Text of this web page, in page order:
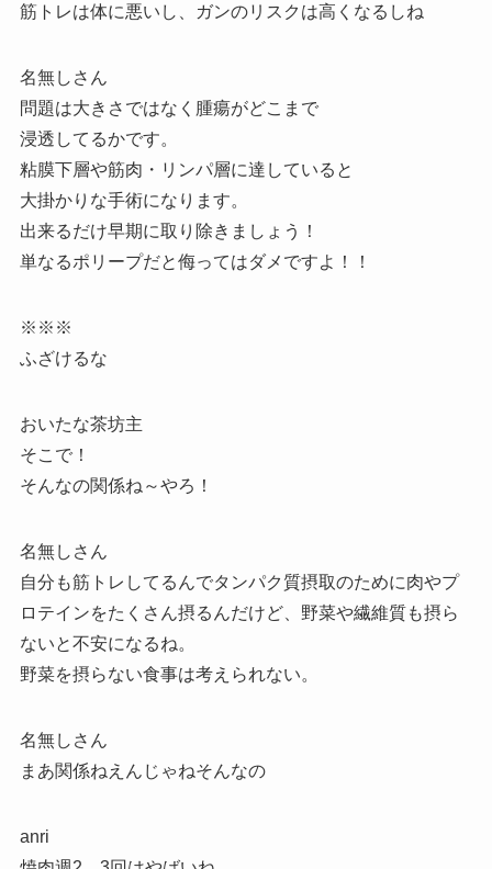
筋トレは体に悪いし、ガンのリスクは高くなるしね
名無しさん
問題は大きさではなく腫瘍がどこまで
浸透してるかです。
粘膜下層や筋肉・リンパ層に達していると
大掛かりな手術になります。
出来るだけ早期に取り除きましょう！
単なるポリープだと侮ってはダメですよ！！
※※※
ふざけるな
おいたな茶坊主
そこで！
そんなの関係ね～やろ！
名無しさん
自分も筋トレしてるんでタンパク質摂取のために肉やプ
ロテインをたくさん摂るんだけど、野菜や繊維質も摂ら
ないと不安になるね。
野菜を摂らない食事は考えられない。
名無しさん
まあ関係ねえんじゃねそんなの
anri